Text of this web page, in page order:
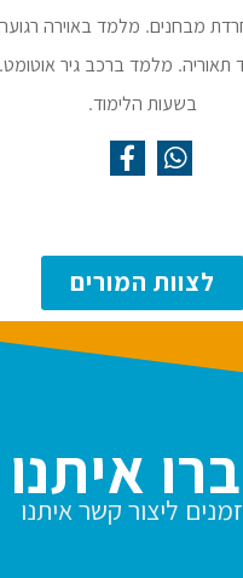
מבחנים. מלמד באוירה
תאוריה. מלמד ברכב גיר אוטומט.
בשעות הלימוד.
לצוות המורים
איתנו
ליצור קשר איתנו